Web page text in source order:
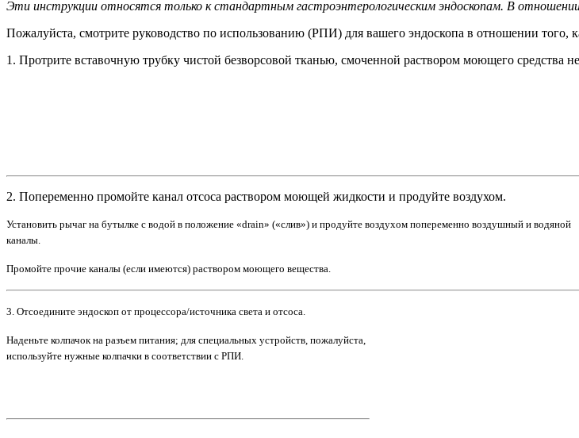
Эти инструкции относятся только к стандартным гастроэнтерологическим эндоскопам. В
Пожалуйста, смотрите руководство по использованию (РПИ) для вашего эндоскопа в отношении
1. Протрите вставочную трубку чистой безворсовой тканью, смоченной раствором моющего средства
2. Попеременно промойте канал отсоса раствором моющей жидкости и продуйте воздухом.
Установить рычаг на бутылке с водой в положение «drain» («слив») и продуйте воздухом попеременно воздушный и водяной
каналы.
Промойте прочие каналы (если имеются) раствором моющего вещества.
3. Отсоедините эндоскоп от процессора/источника света и отсоса.
Наденьте колпачок на разъем питания; для специальных устройств, пожалуйста,
используйте нужные колпачки в соответствии с РПИ.